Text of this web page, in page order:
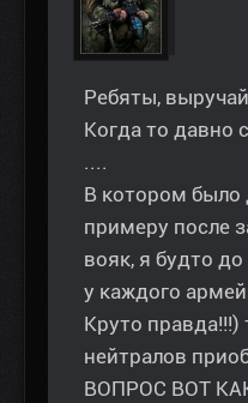
Ребяты,
Когда то давно
....
В котором было
примеру после
вояк, я будто
у каждого
Круто правда!!!)
нейтралов
ВОПРОС ВОТ